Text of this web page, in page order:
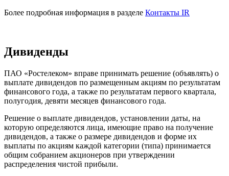
Более подробная информация в разделе Контакты IR
Дивиденды
ПАО «Ростелеком» вправе принимать решение (объявлять) о
выплате дивидендов по размещенным акциям по результатам
финансового года, а также по результатам первого квартала,
полугодия, девяти месяцев финансового года.
Решение о выплате дивидендов, установлении даты, на
которую определяются лица, имеющие право на получение
дивидендов, а также о размере дивидендов и форме их
выплаты по акциям каждой категории (типа) принимается
общим собранием акционеров при утверждении
распределения чистой прибыли.